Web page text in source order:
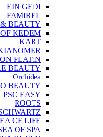
EIN GEDI
FAMIREL
BEAUTY
KEDEM
KART
PLATIN
BEAUTY
Orchidea
BEAUTY
PSO EASY
ROOTS
OF LIFE
OF SPA